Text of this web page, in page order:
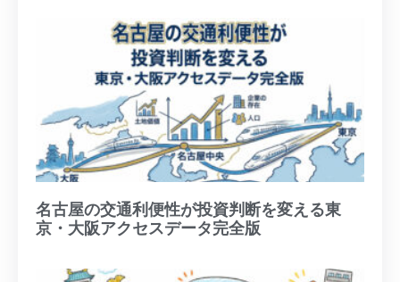
名古屋の交通利便性が投資判断を変える東
京・大阪アクセスデータ完全版